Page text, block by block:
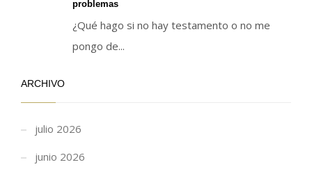
problemas
¿Qué hago si no hay testamento o no me
pongo de...
ARCHIVO
julio 2026
junio 2026